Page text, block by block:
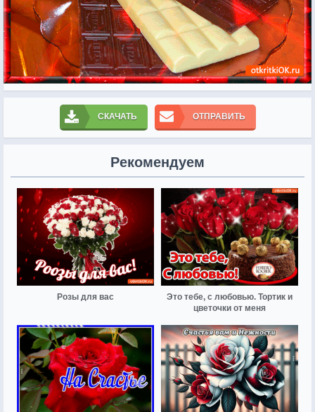
СКАЧАТЬ ОТПРАВИТЬ
Рекомендуем
Розы для вас
Это тебе, с любовью. Тортик и
цветочки от меня